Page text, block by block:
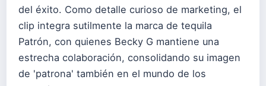
del éxito. Como detalle curioso de marketing, el
clip integra sutilmente la marca de tequila
Patrón, con quienes Becky G mantiene una
estrecha colaboración, consolidando su imagen
de 'patrona' también en el mundo de los